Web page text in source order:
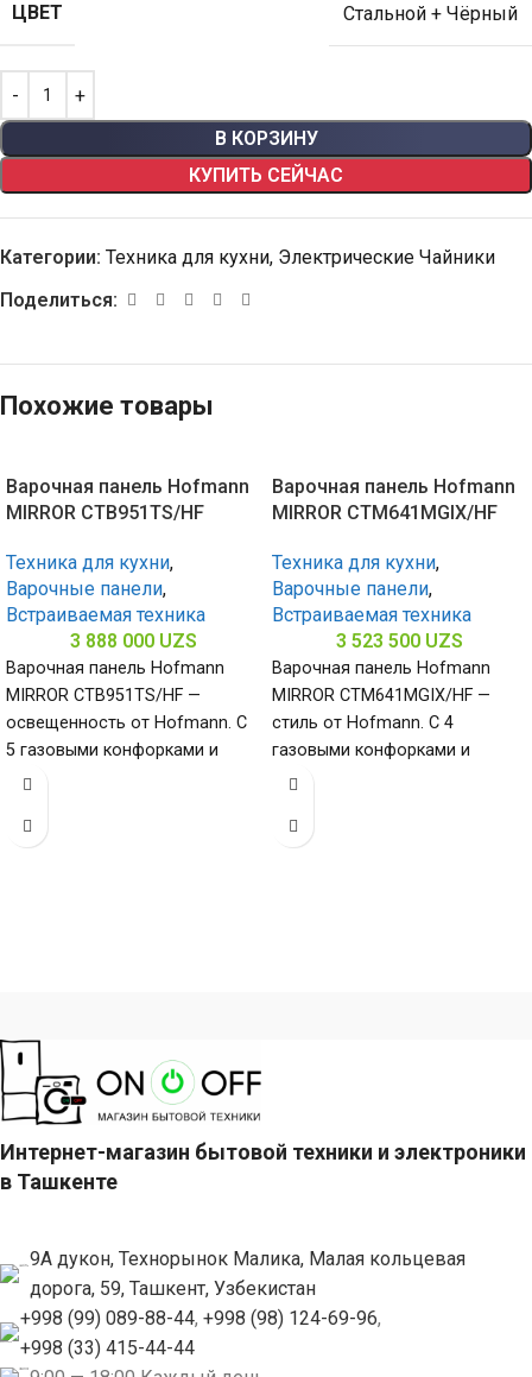
ЦВЕТ Стальной + Чёрный
В КОРЗИНУ
КУПИТЬ СЕЙЧАС
Категории: Техника для кухни, Электрические Чайники
Поделиться:
Похожие товары
Варочная панель Hofmann
MIRROR CTB951TS/HF
Техника для кухни,
Варочные панели,
Встраиваемая техника
3 888 000 UZS
Варочная панель Hofmann
MIRROR CTB951TS/HF —
освещенность от Hofmann. С
5 газовыми конфорками и
поверхностью из закалённого
Варочная панель Hofmann
MIRROR CTM641MGIX/HF
Техника для кухни,
Варочные панели,
Встраиваемая техника
3 523 500 UZS
Варочная панель Hofmann
MIRROR CTM641MGIX/HF —
стиль от Hofmann. С 4
газовыми конфорками и
поверхностью из
(габариты 65
Интернет-магазин бытовой техники и электроники
в Ташкенте
9А дукон, Технорынок Малика, Малая кольцевая
дорога, 59, Ташкент, Узбекистан
+998 (99) 089-88-44, +998 (98) 124-69-96,
+998 (33) 415-44-44